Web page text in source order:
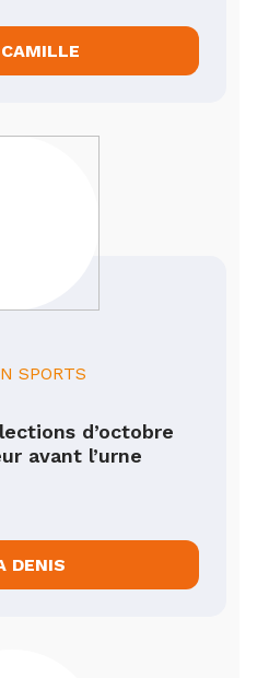
SPORTS
d’octobre
avant l’urne
DENIS